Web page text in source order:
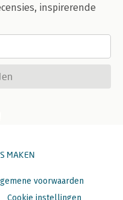
inspirerende
MAKEN
voorwaarden
Cookie instellingen